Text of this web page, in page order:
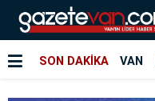
SON DAKİKA VAN